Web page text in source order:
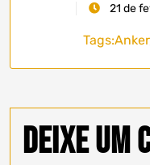
21 de
Tags:Anker
Deixe